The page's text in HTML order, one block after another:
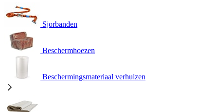
Sjorbanden
Beschermhoezen
Beschermingsmateriaal verhuizen